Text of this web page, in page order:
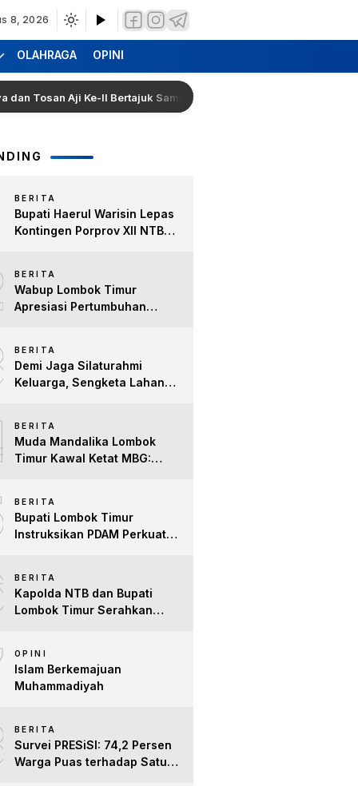
8, 2026
OLAHRAGA OPINI
Aji Ke-II Bertajuk Samuhita Sakre
BERITA
Bupati Haerul Warisin Lepas
Kontingen Porprov XII NTB
untuk Lombok Timur
BERITA
Wabup Lombok Timur
Apresiasi Pertumbuhan
Difabel
BERITA
Demi Jaga Silaturahmi
Keluarga, Sengketa Lahan
BERITA
Muda Mandalika Lombok
Timur Kawal Ketat MBG:
BERITA
Bupati Lombok Timur
Instruksikan PDAM Perkuat
Terpenuhi
BERITA
Kapolda NTB dan Bupati
Lombok Timur Serahkan
Kepedulian Sosial
OPINI
Islam Berkemajuan
Muhammadiyah
BERITA
Survei PRESiSI: 74,2 Persen
Warga Puas terhadap Satu